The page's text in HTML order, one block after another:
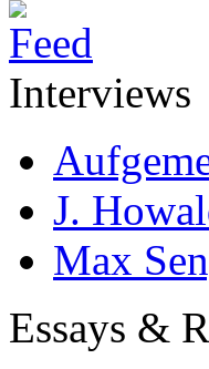
Interviews
J.
Max
Essays &